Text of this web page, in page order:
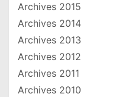
Archives 2015
Archives 2014
Archives 2013
Archives 2012
Archives 2011
Archives 2010